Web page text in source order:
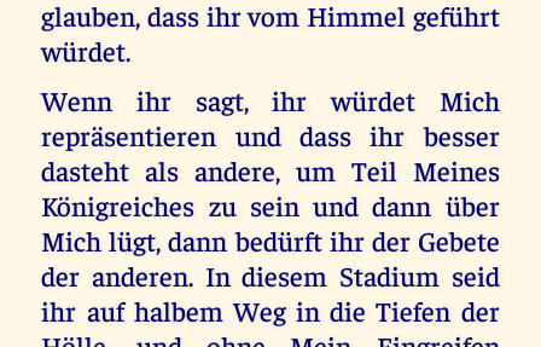
glauben, dass ihr vom Himmel geführt
würdet.
Wenn ihr sagt, ihr würdet Mich
repräsentieren und dass ihr besser
dasteht als andere, um Teil Meines
Königreiches zu sein und dann über
Mich lügt, dann bedürft ihr der Gebete
der anderen. In diesem Stadium seid
ihr auf halbem Weg in die Tiefen der